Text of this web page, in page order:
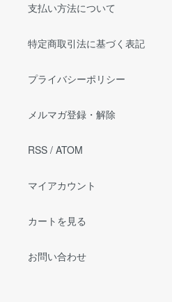
支払い方法について
特定商取引法に基づく表記
プライバシーポリシー
メルマガ登録・解除
RSS / ATOM
マイアカウント
カートを見る
お問い合わせ